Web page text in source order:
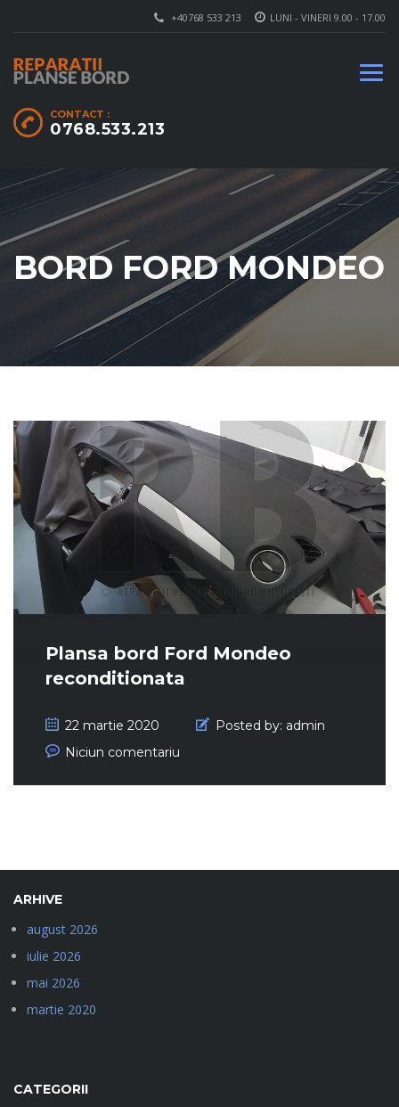
LUNI - VINERI 9.00 - 17.00
+40768 533 213
CONTACT :
0768.533.213
BORD FORD MONDEO
Plansa bord Ford Mondeo
reconditionata
22 martie 2020 Posted by: admin
Niciun comentariu
ARHIVE
august 2026
iulie 2026
mai 2026
martie 2020
CATEGORII